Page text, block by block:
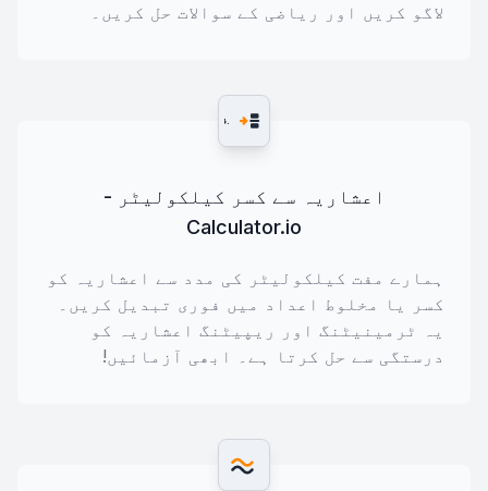
لاگو کریں اور ریاضی کے سوالات حل کریں۔
.5
اعشاریہ سے کسر کیلکولیٹر -
Calculator.io
ہمارے مفت کیلکولیٹر کی مدد سے اعشاریہ کو
کسر یا مخلوط اعداد میں فوری تبدیل کریں۔
یہ ٹرمینیٹنگ اور ریپیٹنگ اعشاریہ کو
درستگی سے حل کرتا ہے۔ ابھی آزمائیں!